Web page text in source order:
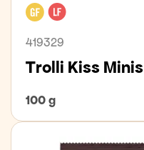
Glútenfrítt
419329
Trolli Kiss Minis
100 g